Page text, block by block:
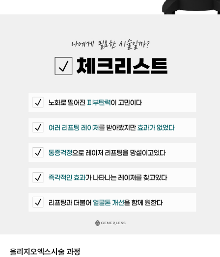
올리지오엑스시술 과정